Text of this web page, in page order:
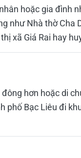
hoặc gia đình
như Nhà thờ Cha
xã Giá Rai hay
hơn hoặc di
phố Bạc Liêu đi